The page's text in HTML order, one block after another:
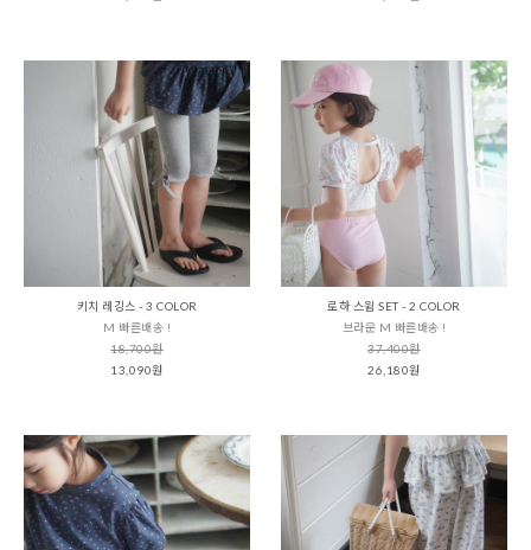
키치 레깅스 - 3 COLOR
M 빠른배송 !
18,700원
13,090원
로하 스윔 SET - 2 COLOR
브라운 M 빠른배송 !
37,400원
26,180원